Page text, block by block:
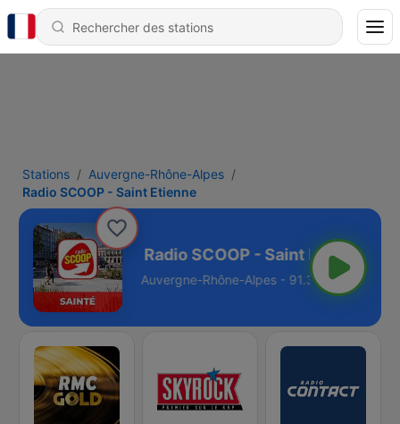
Stations
Auvergne-Rhône-Alpes
Radio SCOOP - Saint Etienne
Etienne
Alpes - 91.3 FM